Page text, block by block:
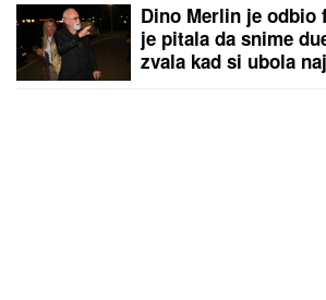
Dino Merlin je odbio
je pitala da snime
zvala kad si ubola